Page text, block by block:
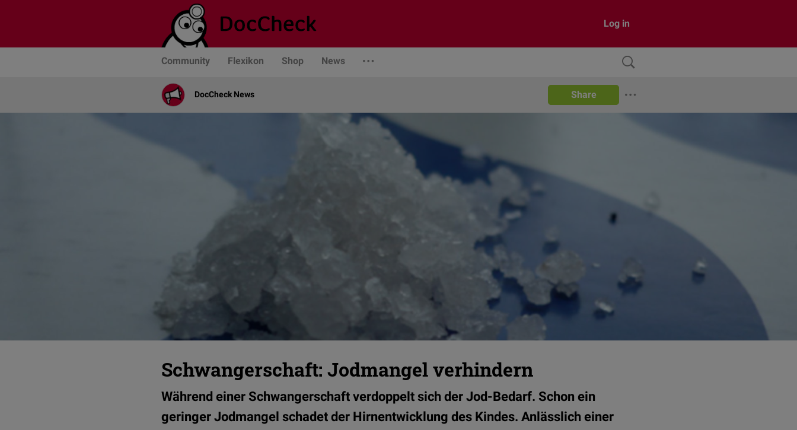
Log in
Community Flexikon Shop News
DocCheck News Share
Schwangerschaft: Jodmangel verhindern
Während einer Schwangerschaft verdoppelt sich der Jod-Bedarf. Schon ein
geringer Jodmangel schadet der Hirnentwicklung des Kindes. Anlässlich einer